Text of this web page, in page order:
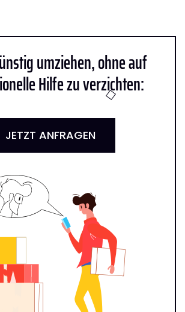
umziehen, ohne auf
Hilfe zu verzichten:
JETZT ANFRAGEN